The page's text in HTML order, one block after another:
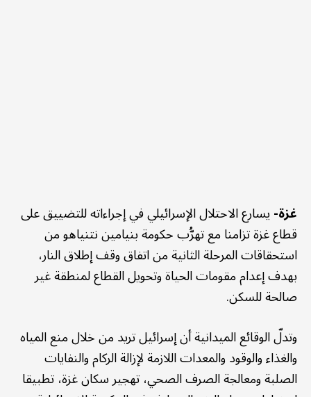
غزة-يسارع الاحتلال الإسرائيلي في إجراءاته للتضييق على
قطاع غزة تزامنا مع تهرُّب حكومة بنيامين نتنياهو من
استحقاقات المرحلة الثانية من اتفاق وقف إطلاق النار،
بهدف إعدام مقومات الحياة وتحويل القطاع لمنطقة غير
صالحة للسكن.
وتدلّ الوقائع الميدانية أن إسرائيل تريد من خلال منع المياه
والغذاء والوقود والمعدات اللازمة لإزالة الركام والنفايات
الصلبة ومعالجة الصرف الصحي، تهجير سكان غزة، تطبيقا